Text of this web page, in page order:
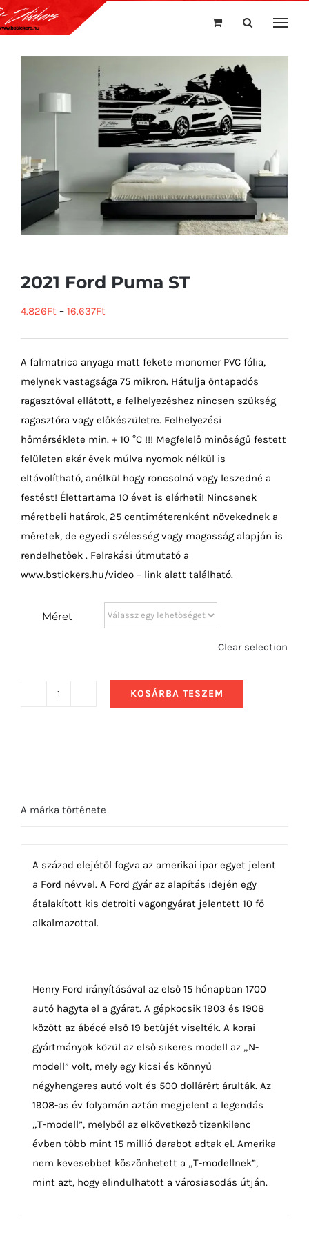
Kihagyás
2021 Ford Puma ST
4.826Ft – 16.637Ft
A falmatrica anyaga matt fekete monomer PVC fólia,
melynek vastagsága 75 mikron. Hátulja öntapadós
ragasztóval ellátott, a felhelyezéshez nincsen szükség
ragasztóra vagy előkészületre. Felhelyezési
hőmérséklete min. + 10 °C !!! Megfelelő minőségű festett
felületen akár évek múlva nyomok nélkül is
eltávolítható, anélkül hogy roncsolná vagy leszedné a
festést! Élettartama 10 évet is elérheti! Nincsenek
méretbeli határok, 25 centiméterenként növekednek a
méretek, de egyedi szélesség vagy magasság alapján is
rendelhetőek . Felrakási útmutató a
www.bstickers.hu/video – link alatt található.
Méret
Clear selection
KOSÁRBA TESZEM
A márka története
A század elejétől fogva az amerikai ipar egyet jelent
a Ford névvel. A Ford gyár az alapítás idején egy
átalakított kis detroiti vagongyárat jelentett 10 fő
alkalmazottal.
Henry Ford irányításával az első 15 hónapban 1700
autó hagyta el a gyárat. A gépkocsik 1903 és 1908
között az ábécé első 19 betűjét viselték. A korai
gyártmányok közül az első sikeres modell az „N-
modell” volt, mely egy kicsi és könnyű
négyhengeres autó volt és 500 dollárért árulták. Az
1908-as év folyamán aztán megjelent a legendás
„T-modell”, melyből az elkövetkező tizenkilenc
évben több mint 15 millió darabot adtak el. Amerika
nem kevesebbet köszönhetett a „T-modellnek”,
mint azt, hogy elindulhatott a városiasodás útján.